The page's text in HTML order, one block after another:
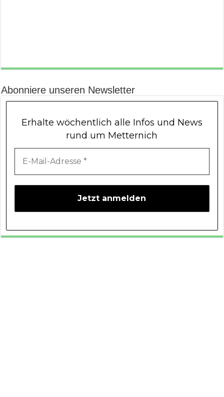
Abonniere unseren Newsletter
Erhalte wöchentlich alle Infos und News
rund um Metternich